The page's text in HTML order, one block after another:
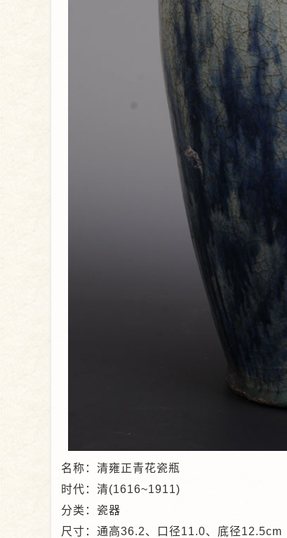
名称：清雍正青花瓷瓶
时代：清(1616~1911)
分类：瓷器
尺寸：通高36.2、口径11.0、底径12.5cm